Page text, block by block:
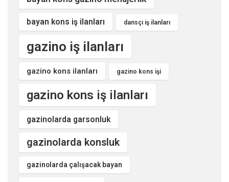
bayan kons iş ilanları dansçı iş ilanları
gazino iş ilanları
gazino kons ilanları gazino kons işi
gazino kons iş ilanları
gazinolarda garsonluk
gazinolarda konsluk
gazinolarda çalışacak bayan